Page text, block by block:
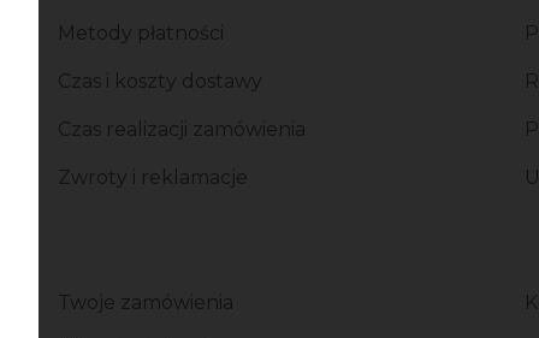
Linki w stopce
Metody płatności
Czas i koszty dostawy
Czas realizacji zamówienia
Zwroty i reklamacje
Twoje zamówienia